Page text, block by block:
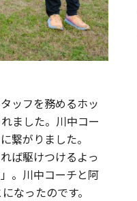
ッフを務めるホッ
ました。川中コー
繋がりました。
ば駆けつけるよっ
。川中コーチと阿
なったのです。